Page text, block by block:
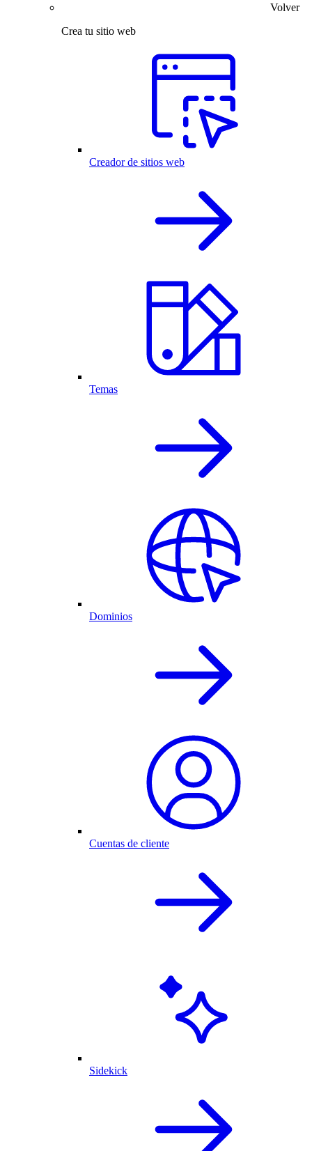
Volver
Crea tu sitio web
Creador de sitios web
Temas
Dominios
Cuentas de cliente
Sidekick